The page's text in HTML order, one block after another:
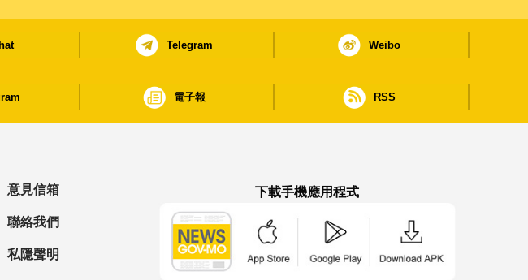
Telegram Weibo
電子報 RSS
意見信箱
聯絡我們
私隱聲明
下載手機應用程式